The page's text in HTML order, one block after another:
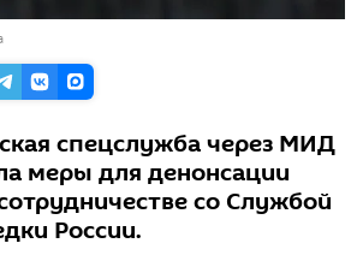
спецслужба через МИД
меры для денонсации
со Службой
России.